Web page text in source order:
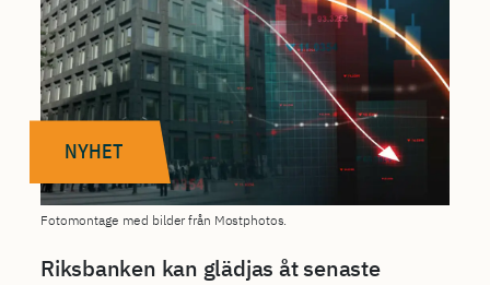
NYHET
Fotomontage med bilder från Mostphotos.
Riksbanken kan glädjas åt senaste